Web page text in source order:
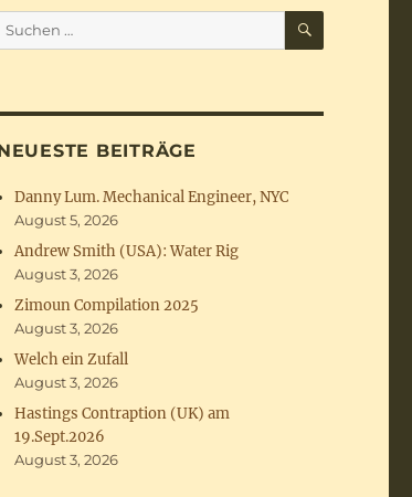
Suchen
SUCHEN
BEITRÄGE
Danny Lum. Mechanical Engineer, NYC
August 5, 2026
Andrew Smith (USA): Water Rig
August 3, 2026
Zimoun Compilation 2025
August 3, 2026
Welch ein Zufall
August 3, 2026
Hastings Contraption (UK) am
19.Sept.2026
August 3, 2026